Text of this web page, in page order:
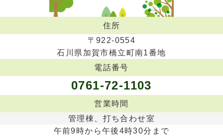
住所
〒922-0554
石川県加賀市橋立町南1番地
電話番号
0761-72-1103
営業時間
管理棟、打ち合わせ室
午前9時から午後4時30分まで